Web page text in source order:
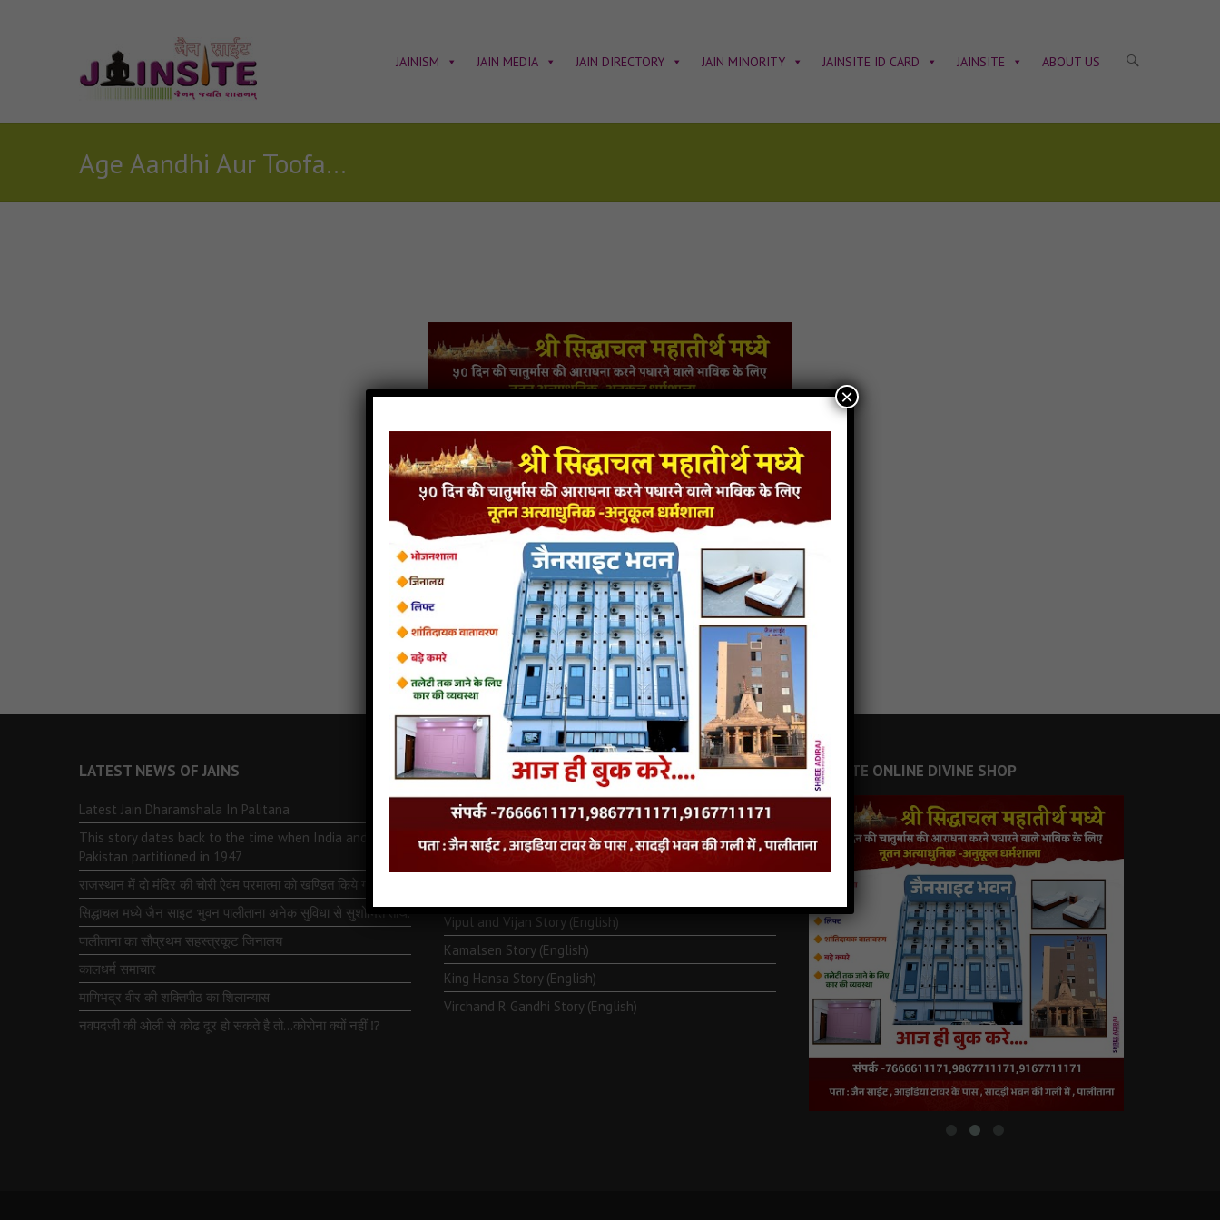
JAINISM JAIN MEDIA JAIN DIRECTORY JAIN MINORITY JAINSITE ID CARD JAINSITE ABOUT US
Age Aandhi Aur Toofan Jain Lyricks
LATEST NEWS OF JAINS
Latest Jain Dharamshala In Palitana
This story dates back to the time when India and
Pakistan partitioned in 1947
राजस्थान में दो मंदिर की चोरी ऐवंम परमात्मा को खण्डित किये गये
सिद्धाचल मध्ये जैन साइट भुवन पालीताना अनेक सुविधा से सुशोभित तीर्थ.
पालीताना का सौप्रथम सहस्त्रकूट जिनालय
कालधर्म समाचार
माणिभद्र वीर की शक्तिपीठ का शिलान्यास
नवपदजी की ओली से कोढ दूर हो सकते है तो…कोरोना क्यों नहीं ⁉️
LATEST JAINISM
The Jain Monk and his Saka saviours (English)
Monk Metarya (English)
Vipul and Vijan Story (English)
Kamalsen Story (English)
King Hansa Story (English)
Virchand R Gandhi Story (English)
JAINSITE ONLINE DIVINE SHOP
×